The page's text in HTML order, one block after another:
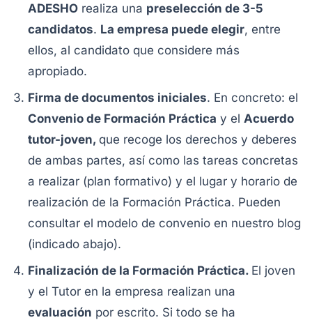
ADESHO realiza una preselección de 3-5
candidatos. La empresa puede elegir, entre
ellos, al candidato que considere más
apropiado.
Firma de documentos iniciales. En concreto: el
Convenio de Formación Práctica y el Acuerdo
tutor-joven, que recoge los derechos y deberes
de ambas partes, así como las tareas concretas
a realizar (plan formativo) y el lugar y horario de
realización de la Formación Práctica. Pueden
consultar el modelo de convenio en nuestro blog
(indicado abajo).
Finalización de la Formación Práctica. El joven
y el Tutor en la empresa realizan una
evaluación por escrito. Si todo se ha